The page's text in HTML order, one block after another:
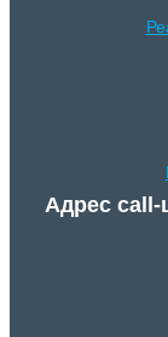
Адрес call-